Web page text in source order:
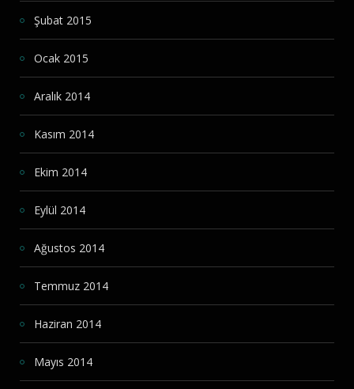
Şubat 2015
Ocak 2015
Aralık 2014
Kasım 2014
Ekim 2014
Eylül 2014
Ağustos 2014
Temmuz 2014
Haziran 2014
Mayıs 2014